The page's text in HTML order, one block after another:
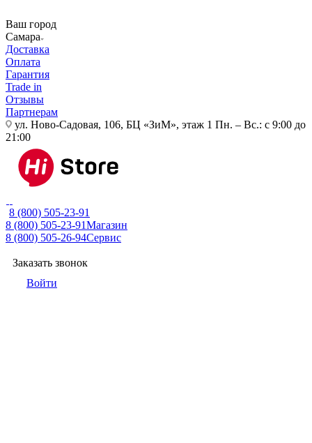
Ваш город
Самара
Доставка
Оплата
Гарантия
Trade in
Отзывы
Партнерам
ул. Ново-Садовая, 106, БЦ «ЗиМ», этаж 1 Пн. – Вс.: с 9:00 до
21:00
8 (800) 505-23-91
8 (800) 505-23-91Магазин
8 (800) 505-26-94Сервис
Заказать звонок
Войти